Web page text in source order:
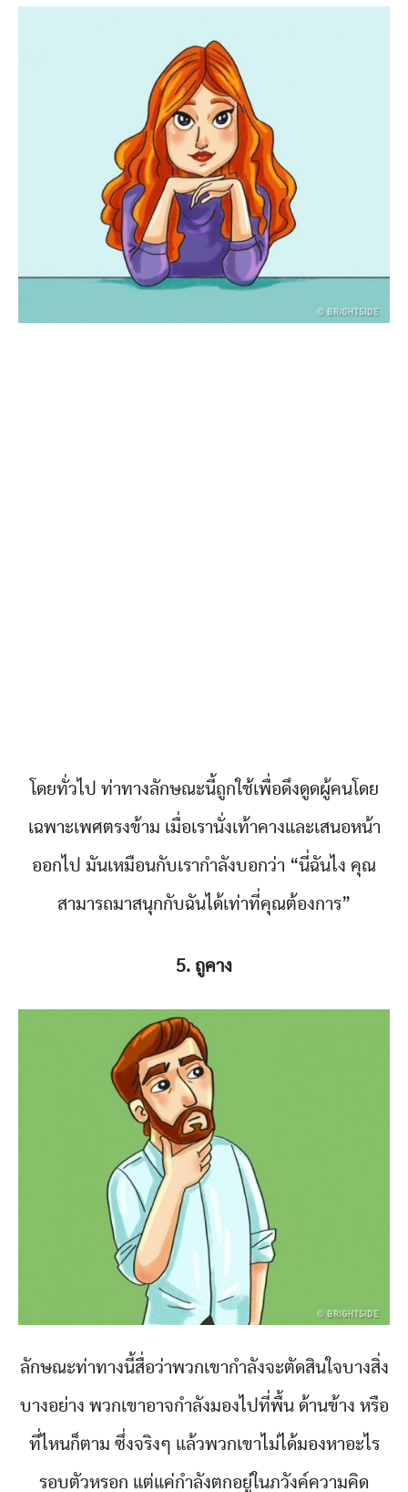
โดยทั่วไป ท่าทางลักษณะนี้ถูกใช้เพื่อดึงดูดผู้คนโดย
เฉพาะเพศตรงข้าม เมื่อเรานั่งเท้าคางและเสนอหน้า
ออกไป มันเหมือนกับเรากำลังบอกว่า “นี่ฉันไง คุณ
สามารถมาสนุกกับฉันได้เท่าที่คุณต้องการ”
5. ถูคาง
ลักษณะท่าทางนี้สื่อว่าพวกเขากำลังจะตัดสินใจบางสิ่ง
บางอย่าง พวกเขาอาจกำลังมองไปที่พื้น ด้านข้าง หรือ
ที่ไหนก็ตาม ซึ่งจริงๆ แล้วพวกเขาไม่ได้มองหาอะไร
รอบตัวหรอก แต่แค่กำลังตกอยู่ในภวังค์ความคิด